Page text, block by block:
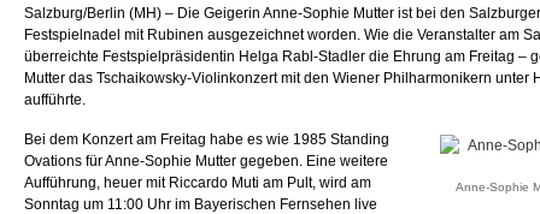
Salzburg/Berlin (MH) – Die Geigerin Anne-Sophie Mutter ist bei den
Festspielnadel mit Rubinen ausgezeichnet worden. Wie die Veranstalter am
überreichte Festspielpräsidentin Helga Rabl-Stadler die Ehrung am Freitag –
Mutter das Tschaikowsky-Violinkonzert mit den Wiener Philharmonikern unter
aufführte.
Anne-Sophie
Bei dem Konzert am Freitag habe es wie 1985 Standing
Ovations für Anne-Sophie Mutter gegeben. Eine weitere
Aufführung, heuer mit Riccardo Muti am Pult, wird am
Sonntag um 11:00 Uhr im Bayerischen Fernsehen live